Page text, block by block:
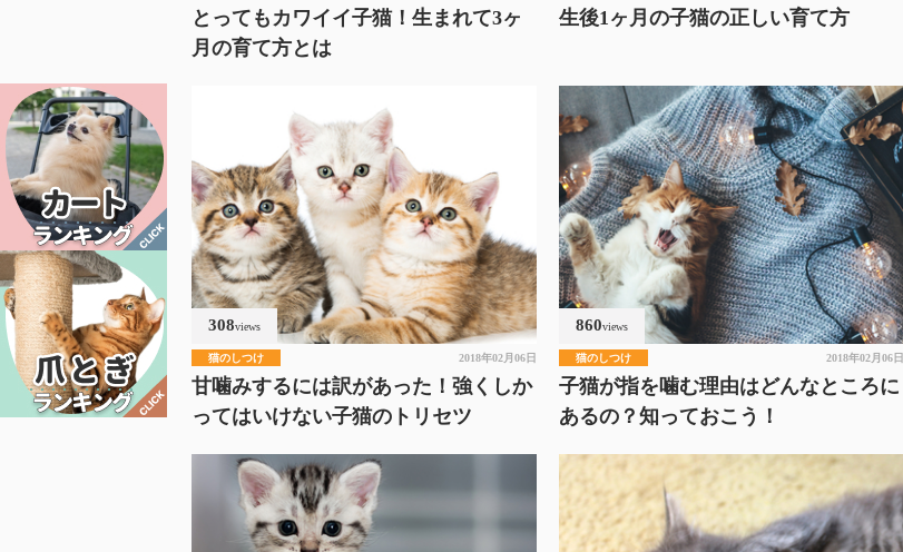
とってもカワイイ子猫！生まれて3ヶ
月の育て方とは
生後1ヶ月の子猫の正しい育て方
308views
猫のしつけ 2018年02月06日
甘噛みするには訳があった！強くしか
ってはいけない子猫のトリセツ
860views
猫のしつけ 2018年02月06日
子猫が指を噛む理由はどんなところに
あるの？知っておこう！